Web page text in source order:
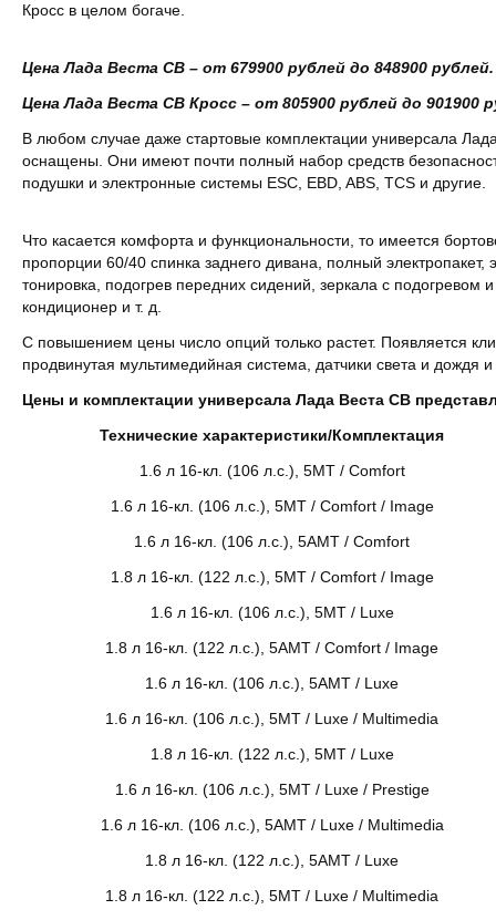
Кросс в целом богаче.
Цена Лада Веста СВ – от 679900 рублей до 848900 рублей.
Цена Лада Веста СВ Кросс – от 805900 рублей до 901900
В любом случае даже стартовые комплектации универсала
оснащены. Они имеют почти полный набор средств
подушки и электронные системы ESC, EBD, ABS, TCS и другие.
Что касается комфорта и функциональности, то имеется
пропорции 60/40 спинка заднего дивана, полный электропакет,
тонировка, подогрев передних сидений, зеркала с подогревом
кондиционер и т. д.
С повышением цены число опций только растет. Появляется
продвинутая мультимедийная система, датчики света и дождя и
Цены и комплектации универсала Лада Веста СВ
Технические характеристики/Комплектация
1.6 л 16-кл. (106 л.с.), 5МТ / Comfort
1.6 л 16-кл. (106 л.с.), 5МТ / Comfort / Image
1.6 л 16-кл. (106 л.с.), 5АМТ / Comfort
1.8 л 16-кл. (122 л.с.), 5МТ / Comfort / Image
1.6 л 16-кл. (106 л.с.), 5МТ / Luxe
1.8 л 16-кл. (122 л.с.), 5АМТ / Comfort / Image
1.6 л 16-кл. (106 л.с.), 5АМТ / Luxe
1.6 л 16-кл. (106 л.с.), 5МТ / Luxe / Multimedia
1.8 л 16-кл. (122 л.с.), 5МТ / Luxe
1.6 л 16-кл. (106 л.с.), 5МТ / Luxe / Prestige
1.6 л 16-кл. (106 л.с.), 5АМТ / Luxe / Multimedia
1.8 л 16-кл. (122 л.с.), 5АМТ / Luxe
1.8 л 16-кл. (122 л.с.), 5МТ / Luxe / Multimedia